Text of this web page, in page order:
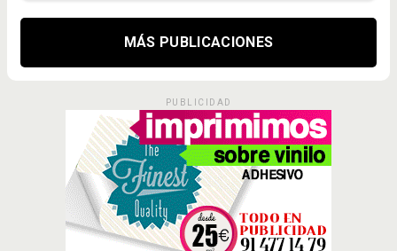
MÁS PUBLICACIONES
PUBLICIDAD